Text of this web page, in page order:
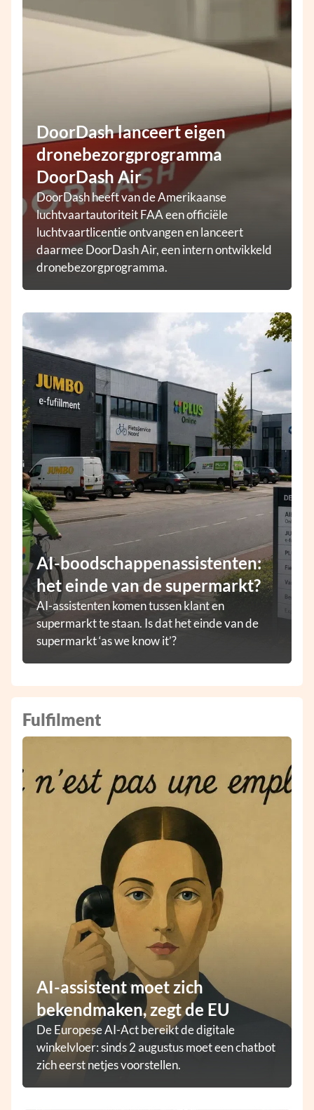
AI-boodschappenassistenten:
het einde van de supermarkt?
AI-assistenten komen tussen klant en
supermarkt te staan. Is dat het einde van de
supermarkt ‘as we know it’?
DoorDash lanceert eigen
dronebezorgprogramma
DoorDash Air
DoorDash heeft van de Amerikaanse
luchtvaartautoriteit FAA een officiële
luchtvaartlicentie ontvangen en lanceert
daarmee DoorDash Air, een intern ontwikkeld
dronebezorgprogramma.
Fulfilment
AI-assistent moet zich
bekendmaken, zegt de EU
De Europese AI-Act bereikt de digitale
winkelvloer: sinds 2 augustus moet een chatbot
zich eerst netjes voorstellen.